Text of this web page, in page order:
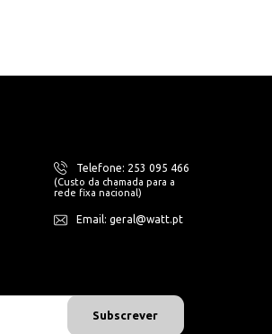
Telefone: 253 095 466
(Custo da chamada para a
rede fixa nacional)
Email: geral@watt.pt
Subscrever